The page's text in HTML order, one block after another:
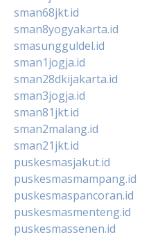
sman68jkt.id
sman8yogyakarta.id
smasungguldel.id
sman1jogja.id
sman28dkijakarta.id
sman3jogja.id
sman81jkt.id
sman2malang.id
sman21jkt.id
puskesmasjakut.id
puskesmasmampang.id
puskesmaspancoran.id
puskesmasmenteng.id
puskesmassenen.id